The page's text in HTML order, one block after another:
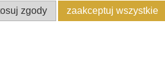
Twoje zamówienia
zgody zaakceptuj wszystkie